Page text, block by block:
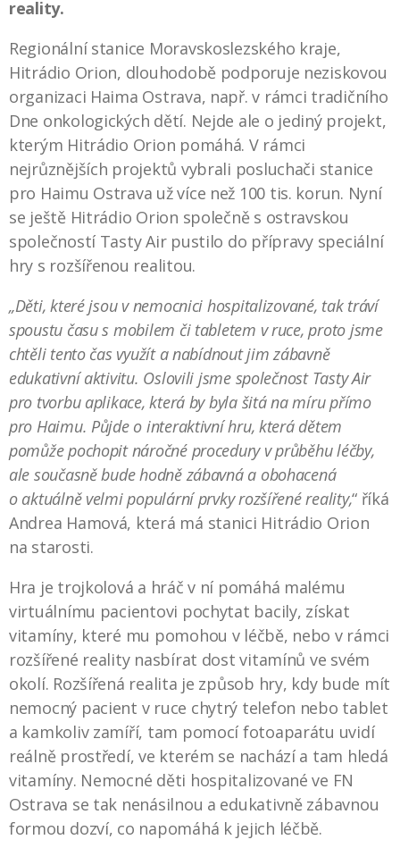
reality.
Regionální stanice Moravskoslezského kraje,
Hitrádio Orion, dlouhodobě podporuje neziskovou
organizaci Haima Ostrava, např. v rámci tradičního
Dne onkologických dětí. Nejde ale o jediný projekt,
kterým Hitrádio Orion pomáhá. V rámci
nejrůznějších projektů vybrali posluchači stanice
pro Haimu Ostrava už více než 100 tis. korun. Nyní
se ještě Hitrádio Orion společně s ostravskou
společností Tasty Air pustilo do přípravy speciální
hry s rozšířenou realitou.
„Děti, které jsou v nemocnici hospitalizované, tak tráví
spoustu času s mobilem či tabletem v ruce, proto jsme
chtěli tento čas využít a nabídnout jim zábavně
edukativní aktivitu. Oslovili jsme společnost Tasty Air
pro tvorbu aplikace, která by byla šitá na míru přímo
pro Haimu. Půjde o interaktivní hru, která dětem
pomůže pochopit náročné procedury v průběhu léčby,
ale současně bude hodně zábavná a obohacená
o aktuálně velmi populární prvky rozšířené reality,“ říká
Andrea Hamová, která má stanici Hitrádio Orion
na starosti.
Hra je trojkolová a hráč v ní pomáhá malému
virtuálnímu pacientovi pochytat bacily, získat
vitamíny, které mu pomohou v léčbě, nebo v rámci
rozšířené reality nasbírat dost vitamínů ve svém
okolí. Rozšířená realita je způsob hry, kdy bude mít
nemocný pacient v ruce chytrý telefon nebo tablet
a kamkoliv zamíří, tam pomocí fotoaparátu uvidí
reálně prostředí, ve kterém se nachází a tam hledá
vitamíny. Nemocné děti hospitalizované ve FN
Ostrava se tak nenásilnou a edukativně zábavnou
formou dozví, co napomáhá k jejich léčbě.